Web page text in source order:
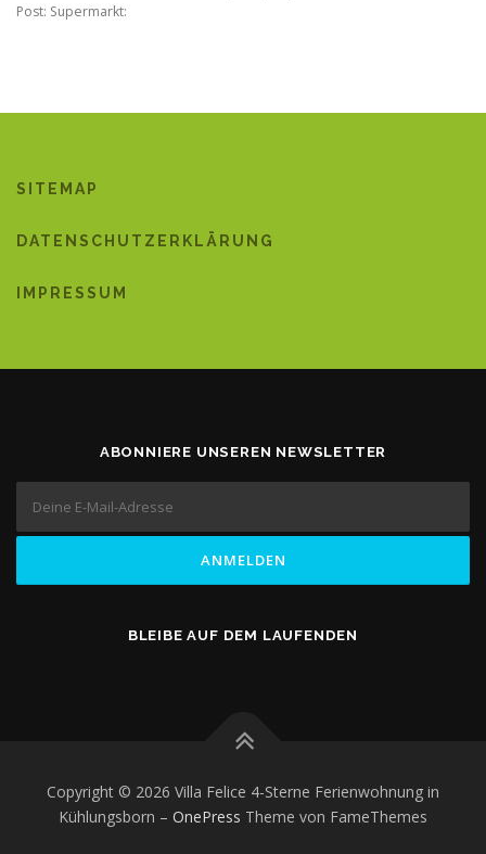
Post: Supermarkt:
SITEMAP
DATENSCHUTZERKLÄRUNG
IMPRESSUM
ABONNIERE UNSEREN NEWSLETTER
BLEIBE AUF DEM LAUFENDEN
Copyright © 2026 Villa Felice 4-Sterne Ferienwohnung in
Kühlungsborn – OnePress Theme von FameThemes